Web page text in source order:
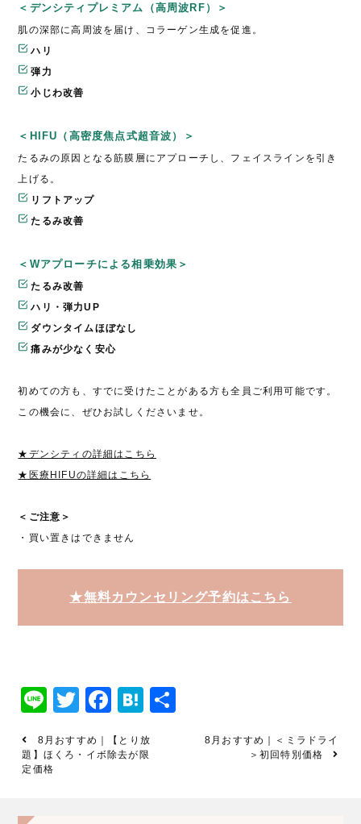
＜デンシティプレミアム（高周波RF）＞
肌の深部に高周波を届け、コラーゲン生成を促進。
ハリ
弾力
小じわ改善
＜HIFU（高密度焦点式超音波）＞
たるみの原因となる筋膜層にアプローチし、フェイスラインを引き
上げる。
リフトアップ
たるみ改善
＜Wアプローチによる相乗効果＞
たるみ改善
ハリ・弾力UP
ダウンタイムほぼなし
痛みが少なく安心
初めての方も、すでに受けたことがある方も全員ご利用可能です。
この機会に、ぜひお試しくださいませ。
★デンシティの詳細はこちら
★医療HIFUの詳細はこちら
＜ご注意＞
・買い置きはできません
★無料カウンセリング予約はこちら
LineTwitter
Facebook
Hatena
8月おすすめ｜【とり放
題】ほくろ・イボ除去が限
定価格
8月おすすめ｜＜ミラドライ
＞初回特別価格